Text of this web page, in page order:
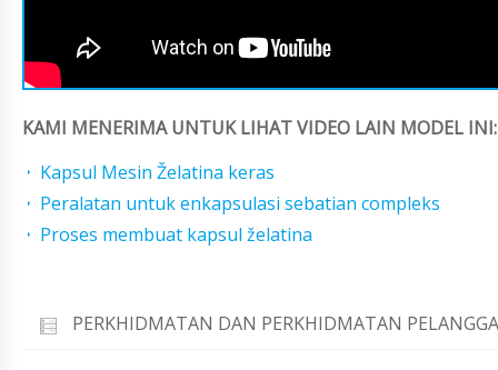
KAMI MENERIMA UNTUK LIHAT VIDEO LAIN MODEL INI:
Kapsul Mesin Želatina keras
Peralatan untuk enkapsulasi sebatian compleks
Proses membuat kapsul želatina
PERKHIDMATAN DAN PERKHIDMATAN